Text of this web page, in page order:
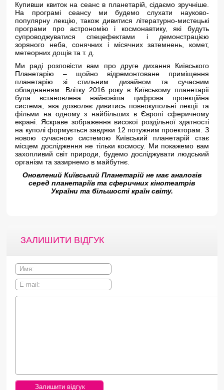
Купивши квиток на сеанс в планетарій, сідаємо зручніше.
На програмі сеансу ми будемо слухати науково-
популярну лекцію, також дивитися літературно-мистецькі
програми про астрономію і космонавтику, які будуть
супроводжуватися спецефектами і демонстрацією
зоряного неба, сонячних і місячних затемнень, комет,
метеорних дощів та т. д.
Ми раді розповісти вам про друге дихання Київського
Планетарію – щойно відремонтоване приміщення
планетарію зі стильним дизайном та сучасним
обладнанням. Влітку 2016 року в Київському планетарії
була встановлена найновіша цифрова проекційна
система, яка дозволяє дивитись повнокупольні лекції та
фільми на одному з найбільших в Європі сферичному
екрані. Яскраве зображення високої роздільної здатності
на куполі формується завдяки 12 потужним проекторам. З
новою сучасною системою Київський планетарій стає
місцем дослідження не тільки космосу. Ми покажемо вам
захопливий світ природи, будемо досліджувати людський
організм та зазирнемо в майбутнє.
Оновлений Київський Планетарій не має аналогів
серед планетаріїв та сферичних кінотеатрів
України та більшості країн світу.
ЗАЛИШИТИ ВІДГУК